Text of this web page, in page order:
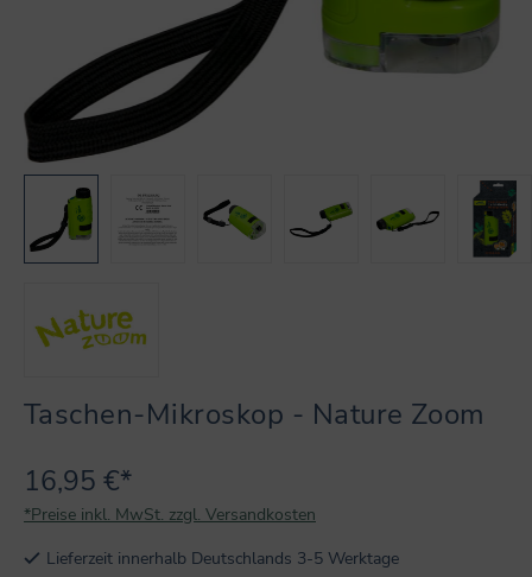
Taschen-Mikroskop - Nature Zoom
16,95 €*
*Preise inkl. MwSt. zzgl. Versandkosten
Lieferzeit innerhalb Deutschlands 3-5 Werktage